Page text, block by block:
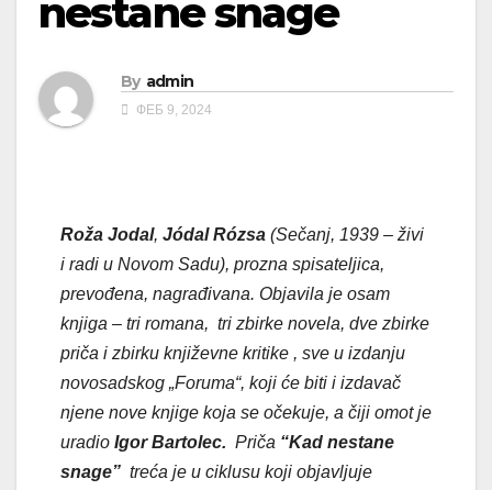
nestane snage
By admin
ФЕБ 9, 2024
Roža Jodal, Jódal Rózsa (Sečanj, 1939 – živi
i radi u Novom Sadu), prozna spisateljica,
prevođena, nagrađivana. Objavila je osam
knjiga – tri romana, tri zbirke novela, dve zbirke
priča i zbirku književne kritike , sve u izdanju
novosadskog „Foruma“, koji će biti i izdavač
njene nove knjige koja se očekuje, a čiji omot je
uradio Igor Bartolec. Priča “Kad nestane
snage” treća je u ciklusu koji objavljuje